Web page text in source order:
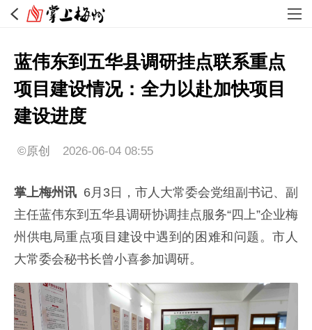
蓝伟东到五华县调研挂点联系重点
项目建设情况：全力以赴加快项目
建设进度
©原创 2026-06-04 08:55
掌上梅州讯 6月3日，市人大常委会党组副书记、副
主任蓝伟东到五华县调研协调挂点服务“四上”企业梅
州供电局重点项目建设中遇到的困难和问题。市人
大常委会秘书长曾小喜参加调研。